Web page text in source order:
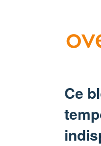
Ce